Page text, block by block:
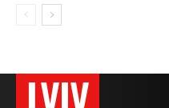
LVIV